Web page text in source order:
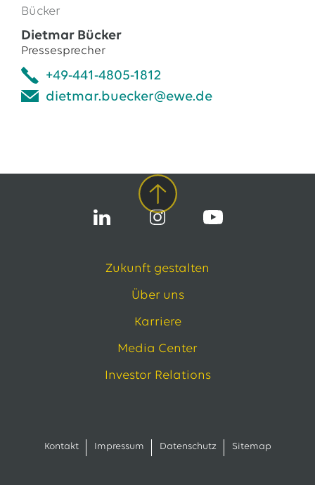
Dietmar Bücker
Pressesprecher
+49-441-4805-1812
dietmar.buecker@ewe.de
Zukunft gestalten
Über uns
Karriere
Media Center
Investor Relations
Kontakt Impressum Datenschutz Sitemap